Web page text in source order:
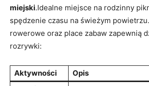
miejski.Idealne miejsce na ⁣rodzinny⁣
spędzenie czasu na świeżym
rowerowe oraz place zabaw ‌zapewnią
‍rozrywki:
Aktywności
Opis